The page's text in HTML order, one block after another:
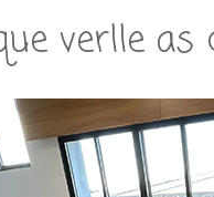
verlle as